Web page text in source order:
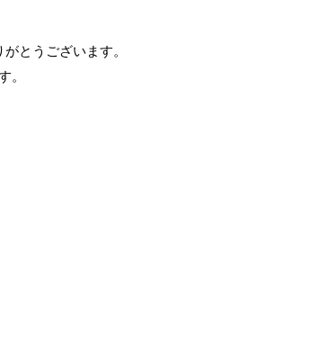
とうございます。
。